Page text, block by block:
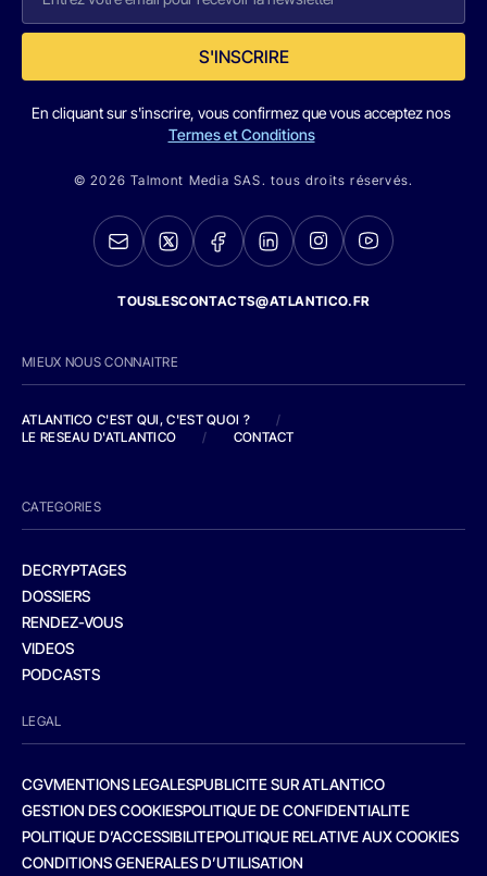
S'INSCRIRE
En cliquant sur s'inscrire, vous confirmez que vous acceptez nos
Termes et Conditions
© 2026 Talmont Media SAS. tous droits réservés.
TOUSLESCONTACTS@ATLANTICO.FR
MIEUX NOUS CONNAITRE
ATLANTICO C'EST QUI, C'EST QUOI ?
/
LE RESEAU D'ATLANTICO
/ CONTACT
CATEGORIES
DECRYPTAGES
DOSSIERS
RENDEZ-VOUS
VIDEOS
PODCASTS
LEGAL
CGVMENTIONS LEGALESPUBLICITE SUR ATLANTICO
GESTION DES COOKIESPOLITIQUE DE CONFIDENTIALITE
POLITIQUE D’ACCESSIBILITEPOLITIQUE RELATIVE AUX COOKIES
CONDITIONS GENERALES D’UTILISATION